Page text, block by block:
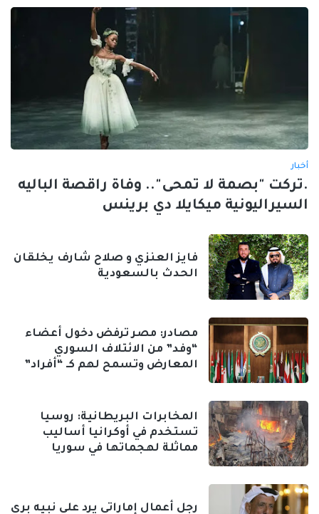
أخبار
.تركت "بصمة لا تمحى".. وفاة راقصة الباليه
السيراليونية ميكايلا دي برينس
فايز العنزي و صلاح شارف يخلقان
الحدث بالسعودية
مصادر: مصر ترفض دخول أعضاء
“وفد” من الائتلاف السوري
المعارض وتسمح لهم كـ “أفراد”
المخابرات البريطانية: روسيا
تستخدم في أوكرانيا أساليب
مماثلة لهجماتها في سوريا
رجل أعمال إماراتي يرد على نبيه بري